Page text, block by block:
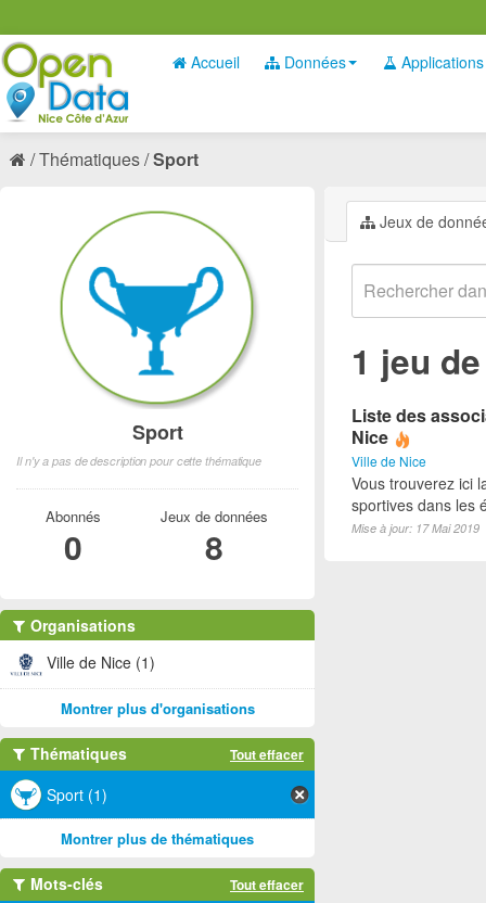
Accueil Données Applications
Thématiques Sport
Jeux de
1 jeu
Liste des
Nice
Ville de Nice
Vous trouverez ici
sportives dans les
Mise à jour: 17 Mai 2019
Sport
Il n'y a pas de description pour cette thématique
Abonnés
0
Jeux de données
8
Organisations
Ville de Nice (1)
Montrer plus d'organisations
Thématiques Tout effacer
Sport (1)
Montrer plus de thématiques
Mots-clés Tout effacer